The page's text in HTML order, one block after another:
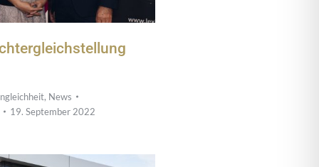
, News
19. September 2022